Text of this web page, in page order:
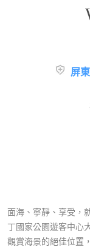
屏
面海、寧靜、享受，
丁國家公園遊客中心
觀賞海景的絕佳位置